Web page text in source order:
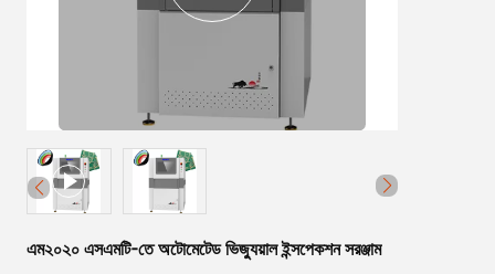
এম২০২০ এসএমটি-তে অটোমেটেড ভিজ্যুয়াল ইন্সপেকশন সরঞ্জাম